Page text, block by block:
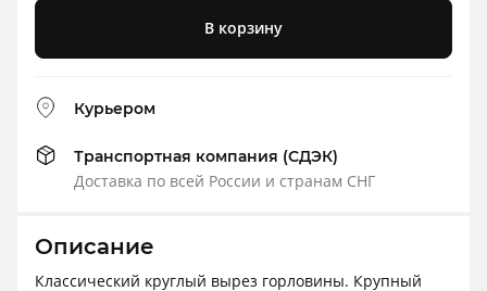
В корзину
Курьером
Транспортная компания (СДЭК)
Доставка по всей России и странам СНГ
Описание
Классический круглый вырез горловины. Крупный